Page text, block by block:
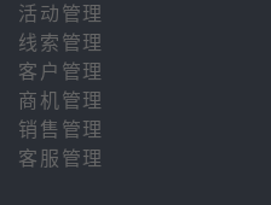
活动管理
线索管理
客户管理
商机管理
销售管理
客服管理